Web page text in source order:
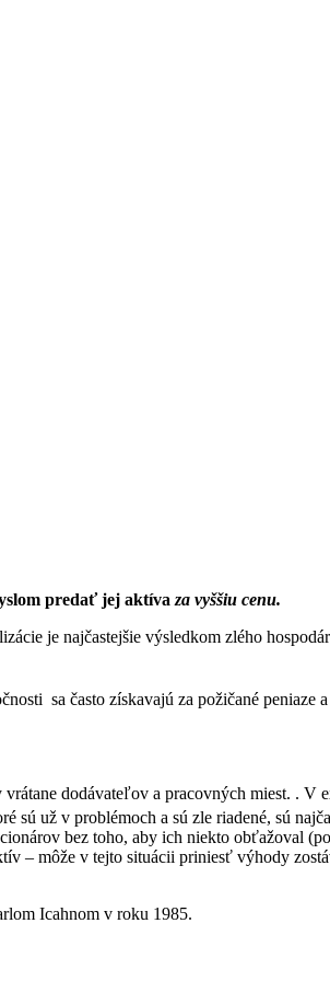
predať jej aktíva za vyššiu cenu.
je najčastejšie výsledkom zlého
sa často získavajú za požičané peniaze
dodávateľov a pracovných miest. . V
sú už v problémoch a sú zle riadené, sú
bez toho, aby ich niekto obťažoval
– môže v tejto situácii priniesť výhody
Icahnom v roku 1985.